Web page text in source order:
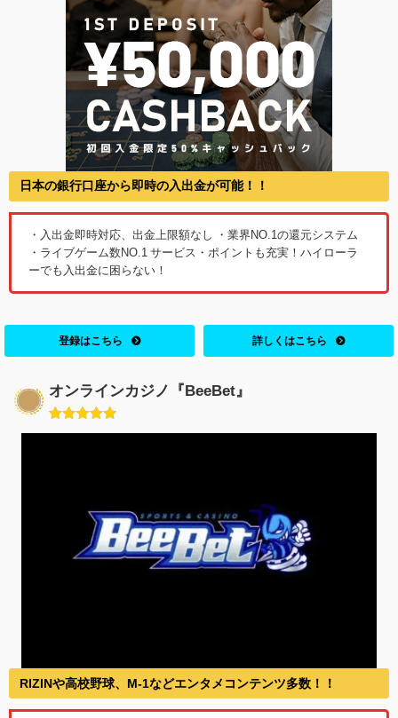
日本の銀行口座から即時の入出金が可能！！
・入出金即時対応、出金上限額なし ・業界NO.1の還元システム
・ライブゲーム数NO.1 サービス・ポイントも充実！ハイローラ
ーでも入出金に困らない！
登録はこちら 詳しくはこちら
オンラインカジノ『BeeBet』
RIZINや高校野球、M-1などエンタメコンテンツ多数！！